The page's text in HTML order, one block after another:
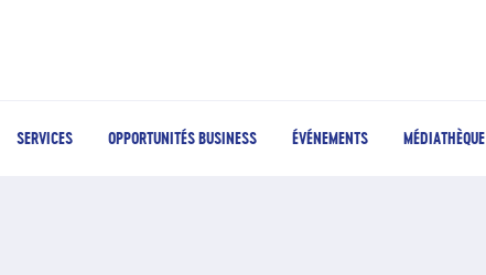
SERVICES OPPORTUNITÉS BUSINESS ÉVÉNEMENTS MÉDIATHÈQUE